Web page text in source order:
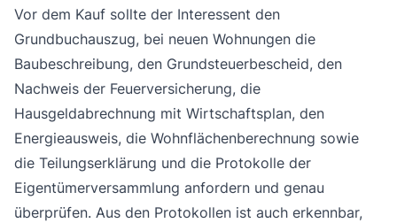
Vor dem Kauf sollte der Interessent den
Grundbuchauszug, bei neuen Wohnungen die
Baubeschreibung, den Grundsteuerbescheid, den
Nachweis der Feuerversicherung, die
Hausgeldabrechnung mit Wirtschaftsplan, den
Energieausweis, die Wohnflächenberechnung sowie
die Teilungserklärung und die Protokolle der
Eigentümerversammlung anfordern und genau
überprüfen. Aus den Protokollen ist auch erkennbar,